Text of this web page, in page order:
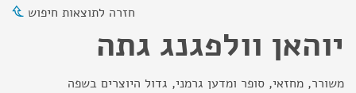
חזרה לתוצאות חיפוש
יוהאן וולפגנג גתה
משורר, מחזאי, סופר ומדען גרמני, גדול היוצרים בשפה